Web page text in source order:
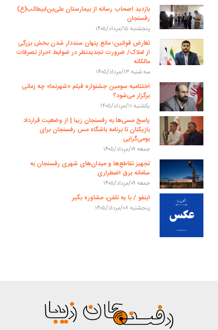
بازدید اصحاب رسانه از بیمارستان علی‌بن‌ابیطالب(ع)
رفسنجان
پنجشنبه ۱۵/مرداد/۱۴۰۵
تعارض قوانین؛ مانع پنهان سنددار شدن بخش بزرگی
از املاک/ ضرورت تجدیدنظر در ضوابط احراز تصرفات
مالکانه
سه شنبه ۱۳/مرداد/۱۴۰۵
اختتامیه سومین جشنواره فیلم «شهرنما» چه زمانی
برگزار می‌شود؟
یکشنبه ۱۱/مرداد/۱۴۰۵
پاسخ مسی‌ها به رفسنجان زیبا | از وضعیت قرارداد
بازیکنان تا برنامه باشگاه مس رفسنجان برای
بومی‌گرایی
جمعه ۰۹/مرداد/۱۴۰۵
تجهیز تقاطع‌ها و میدان‌های شهری رفسنجان به
سامانه برق اضطراری
جمعه ۰۹/مرداد/۱۴۰۵
اینفو / با یه تلفن، مشاوره بگیر
پنجشنبه ۰۸/مرداد/۱۴۰۵